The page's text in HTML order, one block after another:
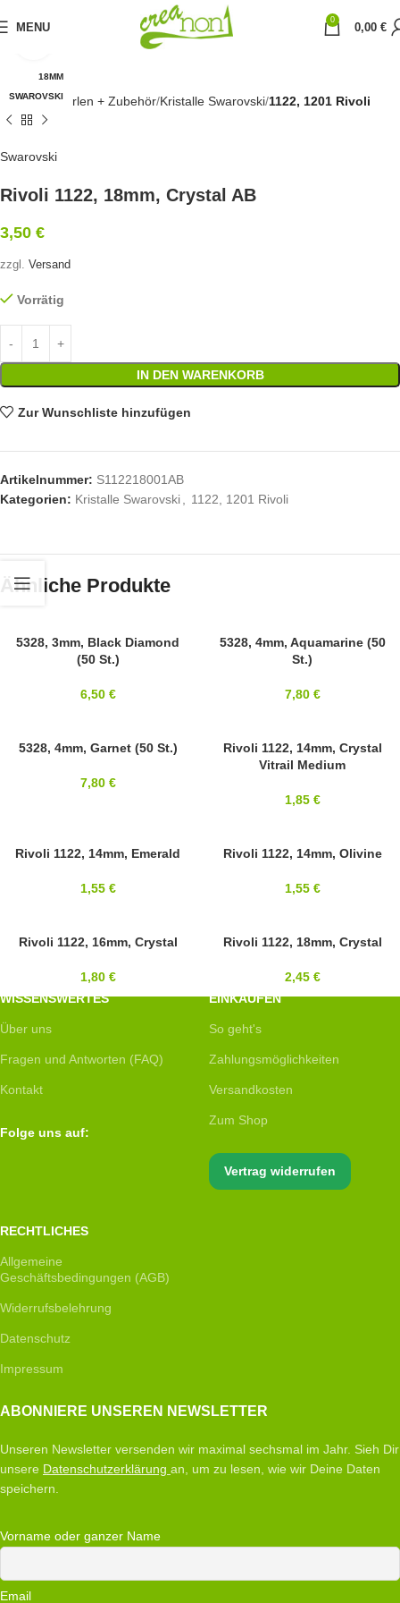
MENU
0
0,00 €
18MM
SWAROVSKI
Startseite Perlen + Zubehör Kristalle Swarovski 1122, 1201 Rivoli
Swarovski
Rivoli 1122, 18mm, Crystal AB
3,50 €
zzgl. Versand
Vorrätig
IN DEN WARENKORB
Zur Wunschliste hinzufügen
Artikelnummer: S112218001AB
Kategorien: Kristalle Swarovski 1122, 1201 Rivoli
Ähnliche Produkte
SWAROVSKI
5328, 3mm, Black Diamond
(50 St.)
6,50 €
SWAROVSKI
5328, 4mm, Aquamarine (50
St.)
7,80 €
SWAROVSKI
5328, 4mm, Garnet (50 St.)
7,80 €
14MM
SWAROVSKI
Rivoli 1122, 14mm, Crystal
Vitrail Medium
1,85 €
14MM
Rivoli 1122, 14mm, Emerald
1,55 €
14MM
Rivoli 1122, 14mm, Olivine
1,55 €
16MM
Rivoli 1122, 16mm, Crystal
1,80 €
18MM
Rivoli 1122, 18mm, Crystal
2,45 €
WISSENSWERTES
Über uns
Fragen und Antworten (FAQ)
Kontakt
Folge uns auf:
EINKAUFEN
So geht's
Zahlungsmöglichkeiten
Versandkosten
Zum Shop
Vertrag widerrufen
RECHTLICHES
Allgemeine
Geschäftsbedingungen (AGB)
Widerrufsbelehrung
Datenschutz
Impressum
ABONNIERE UNSEREN NEWSLETTER
Unseren Newsletter versenden wir maximal sechsmal im Jahr. Sieh Dir
unsere Datenschutzerklärung an, um zu lesen, wie wir Deine Daten
speichern.
Vorname oder ganzer Name
Email